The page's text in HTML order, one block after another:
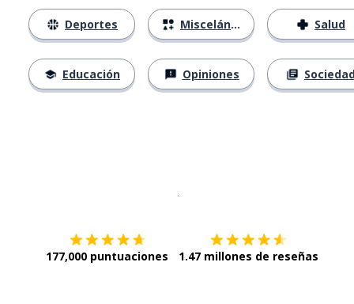
Deportes
Educación
Misceláneo
Opiniones
Salud
177,000 puntuaciones 1.47 millones de reseñas